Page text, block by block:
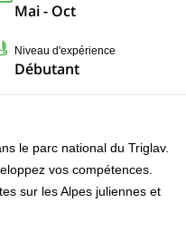
Mai - Oct
Niveau d'expérience
Débutant
le parc national du Triglav.
vos compétences.
sur les Alpes juliennes et